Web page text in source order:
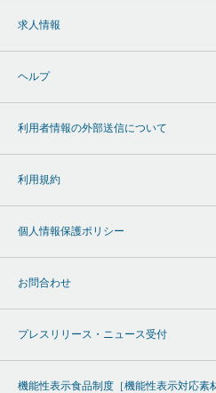
求人情報
ヘルプ
利用者情報の外部送信について
利用規約
個人情報保護ポリシー
お問合わせ
プレスリリース・ニュース受付
機能性表示食品制度［機能性表示対応素